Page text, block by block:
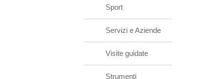
Sport
Servizi e Aziende
Visite guidate
Strumenti